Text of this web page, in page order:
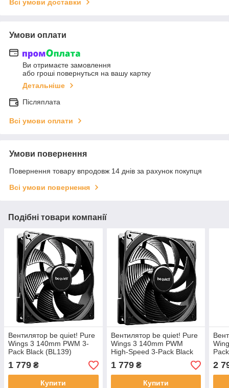
Всі умови доставки
Умови оплати
Ви отримаєте замовлення
або гроші повернуться на вашу картку
Детальніше
Післяплата
Всі умови оплати
Умови повернення
Повернення товару впродовж 14 днів за рахунок покупця
Всі умови повернення
Подібні товари компанії
Вентилятор be quiet! Pure
Wings 3 140mm PWM 3-
Pack Black (BL139)
1 779 ₴
Купити
Вентилятор be quiet! Pure
Wings 3 140mm PWM
High-Speed 3-Pack Black
(BL138)
1 779₴
Купити
2